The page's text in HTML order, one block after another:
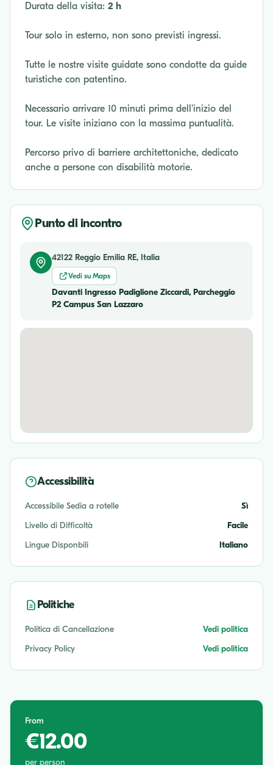
Durata della visita: 2 h
Tour solo in esterno, non sono previsti ingressi.
Tutte le nostre visite guidate sono condotte da guide
turistiche con patentino.
Necessario arrivare 10 minuti prima dell'inizio del
tour. Le visite iniziano con la massima puntualità.
Percorso privo di barriere architettoniche, dedicato
anche a persone con disabilità motorie.
Punto di incontro
42122 Reggio Emilia RE, Italia
Vedi su Maps
Davanti Ingresso Padiglione Ziccardi, Parcheggio
P2 Campus San Lazzaro
Accessibilità
Accessibile Sedia a rotelle
Sì
Livello di Difficoltà
Facile
Lingue Disponbili
Italiano
Politiche
Politica di Cancellazione
Vedi politica
Privacy Policy
Vedi politica
From
€12.00
per person